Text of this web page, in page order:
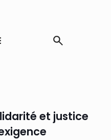
et justice